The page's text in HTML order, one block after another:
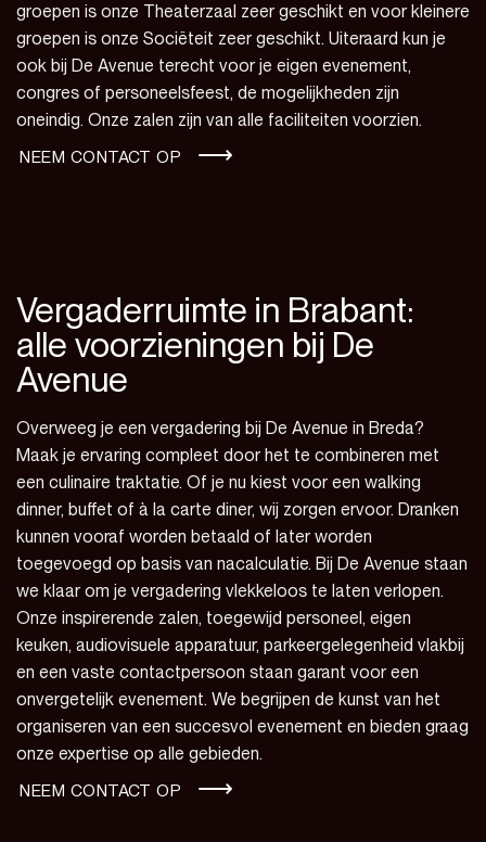
groepen is onze Theaterzaal zeer geschikt en voor kleinere
groepen is onze Sociëteit zeer geschikt. Uiteraard kun je
ook bij De Avenue terecht voor je eigen evenement,
congres of personeelsfeest, de mogelijkheden zijn
oneindig. Onze zalen zijn van alle faciliteiten voorzien.
NEEM CONTACT OP
Vergaderruimte in Brabant:
alle voorzieningen bij De
Avenue
Overweeg je een vergadering bij De Avenue in Breda?
Maak je ervaring compleet door het te combineren met
een culinaire traktatie. Of je nu kiest voor een walking
dinner, buffet of à la carte diner, wij zorgen ervoor. Dranken
kunnen vooraf worden betaald of later worden
toegevoegd op basis van nacalculatie. Bij De Avenue staan
we klaar om je vergadering vlekkeloos te laten verlopen.
Onze inspirerende zalen, toegewijd personeel, eigen
keuken, audiovisuele apparatuur, parkeergelegenheid vlakbij
en een vaste contactpersoon staan garant voor een
onvergetelijk evenement. We begrijpen de kunst van het
organiseren van een succesvol evenement en bieden graag
onze expertise op alle gebieden.
NEEM CONTACT OP